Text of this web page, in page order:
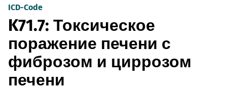
ICD-Code
K71.7: Токсическое
поражение печени с
фиброзом и циррозом
печени